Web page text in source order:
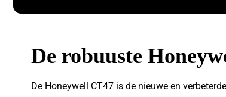
De robuuste
De Honeywell CT47 is de nieuwe en